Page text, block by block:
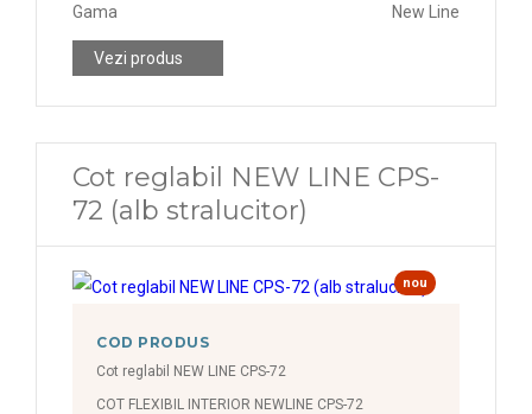
Gama
New Line
Vezi produs
Cot reglabil NEW LINE CPS-
72 (alb stralucitor)
nou
COD PRODUS
Cot reglabil NEW LINE CPS-72
COT FLEXIBIL INTERIOR NEWLINE CPS-72